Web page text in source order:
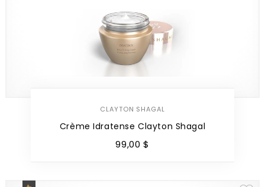
CLAYTON SHAGAL
Crème Idratense Clayton Shagal
99,00 $